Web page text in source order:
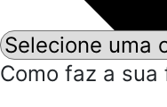
Como faz a